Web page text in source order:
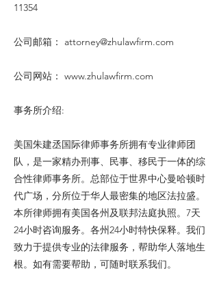
11354
公司邮箱： attorney@zhulawfirm.com
公司网站： www.zhulawfirm.com
事务所介绍:
美国朱建丞国际律师事务所拥有专业律师团
队，是一家精办刑事、民事、移民于一体的综
合性律师事务所。总部位于世界中心曼哈顿时
代广场，分所位于华人最密集的地区法拉盛。
本所律师拥有美国各州及联邦法庭执照。7天
24小时咨询服务。各州24小时特快保释。我们
致力于提供专业的法律服务，帮助华人落地生
根。如有需要帮助，可随时联系我们。